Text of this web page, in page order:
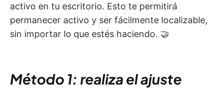
activo en tu escritorio. Esto te permitirá
permanecer activo y ser fácilmente localizable,
sin importar lo que estés haciendo. 🤝
Método 1: realiza el ajuste